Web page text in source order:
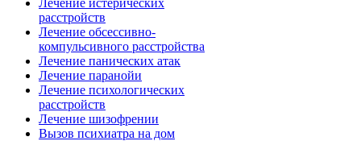
расстройств
Лечение обсессивно-
компульсивного расстройства
Лечение панических атак
Лечение паранойи
Лечение психологических
расстройств
Лечение шизофрении
Вызов психиатра на дом